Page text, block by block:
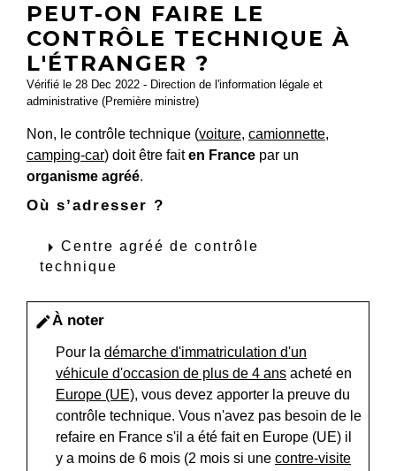
PEUT-ON FAIRE LE
CONTRÔLE TECHNIQUE À
L'ÉTRANGER ?
Vérifié le 28 Dec 2022 - Direction de l'information légale et
administrative (Première ministre)
Non, le contrôle technique (voiture, camionnette,
camping-car) doit être faiten France par un
organisme agréé.
Où s’adresser ?
arrow_right Centre agréé de contrôle
technique
editÀ noter
Pour la démarche d'immatriculation d'un
véhicule d'occasion de plus de 4 ans acheté en
Europe (UE), vous devez apporter la preuve du
contrôle technique. Vous n'avez pas besoin de le
refaire en France s'il a été fait en Europe (UE) il
y a moins de 6 mois (2 mois si une contre-visite